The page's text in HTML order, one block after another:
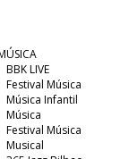
BBK LIVE
Festival Música
Música Infantil
Música
Festival Música
Musical